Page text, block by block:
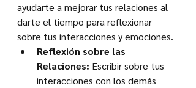
ayudarte a mejorar tus relaciones al
darte el tiempo para reflexionar
sobre tus interacciones y emociones.
Reflexión sobre las
Relaciones: Escribir sobre tus
interacciones con los demás